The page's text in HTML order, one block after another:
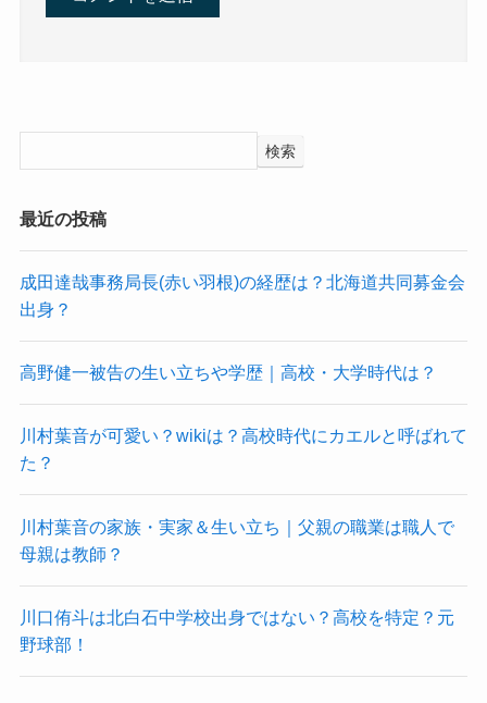
検索
最近の投稿
成田達哉事務局長(赤い羽根)の経歴は？北海道共同募金会
出身？
高野健一被告の生い立ちや学歴｜高校・大学時代は？
川村葉音が可愛い？wikiは？高校時代にカエルと呼ばれて
た？
川村葉音の家族・実家＆生い立ち｜父親の職業は職人で
母親は教師？
川口侑斗は北白石中学校出身ではない？高校を特定？元
野球部！